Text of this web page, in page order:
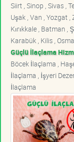
Siirt , Sinop , Sivas ,
Uşak , Van , Yozgat
Kırıkkale , Batman ,
Karabük , Kilis ,
Güçlü İlaçlama
Böcek İlaçlama ,
İlaçlama , İşyeri
İlaçlama